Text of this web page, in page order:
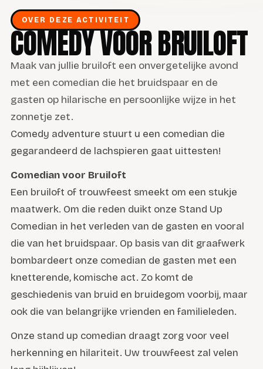
OVER DEZE ACTIVITEIT
COMEDY VOOR BRUILOFT
Maak van jullie bruiloft een onvergetelijke avond
met een comedian die het bruidspaar en de
gasten op hilarische en persoonlijke wijze in het
zonnetje zet.
Comedy adventure stuurt u een comedian die
gegarandeerd de lachspieren gaat uittesten!
Comedian voor Bruiloft
Een bruiloft of trouwfeest smeekt om een stukje
maatwerk. Om die reden duikt onze Stand Up
Comedian in het verleden van de gasten en vooral
die van het bruidspaar. Op basis van dit graafwerk
bombardeert onze comedian de gasten met een
knetterende, komische act. Zo komt de
geschiedenis van bruid en bruidegom voorbij, maar
ook die van belangrijke vrienden en familieleden.
Onze stand up comedian draagt zorg voor veel
herkenning en hilariteit. Uw trouwfeest zal velen